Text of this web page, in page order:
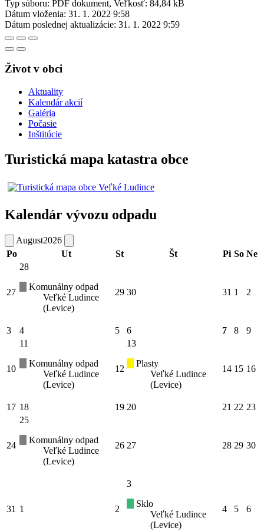
Typ súboru: PDF dokument, Veľkosť: 84,84 kB
Dátum vloženia: 31. 1. 2022 9:58
Dátum poslednej aktualizácie: 31. 1. 2022 9:59
Život v obci
Aktuality
Kalendár akcií
Galéria
Počasie
Inštitúcie
Turistická mapa katastra obce
Kalendár vývozu odpadu
August2026
Po
Ut St Št Pi So Ne
27
28
Komunálny odpad
Veľké Ludince
(Levice)
29 30 31 1 2
3 4 5 6 7 8 9
10
11
Komunálny odpad
Veľké Ludince
(Levice)
12
13
Plasty
Veľké Ludince
(Levice)
14 15 16
17 18 19 20 21 22 23
24
25
Komunálny odpad
Veľké Ludince
(Levice)
26 27 28 29 30
31 1 2
3
Sklo
Veľké Ludince
(Levice)
4 5 6